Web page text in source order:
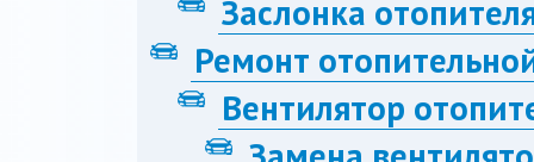
Заслонка
Ремонт
Вентилятор